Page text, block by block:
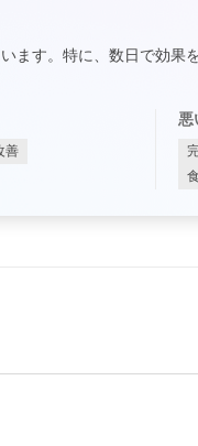
ます。特に、数日で効
善
悪